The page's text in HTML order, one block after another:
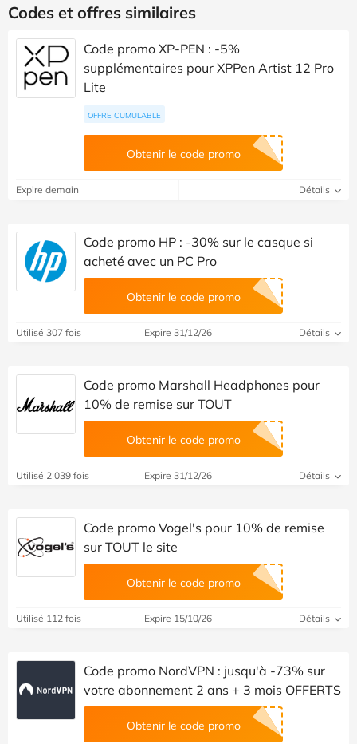
Codes et offres similaires
Code promo XP-PEN : -5%
supplémentaires pour XPPen Artist 12 Pro
Lite
OFFRE CUMULABLE
Obtenir le code promo
Expire demain Détails
Code promo HP : -30% sur le casque si
acheté avec un PC Pro
Obtenir le code promo
Utilisé 307 fois Expire 31/12/26 Détails
Code promo Marshall Headphones pour
10% de remise sur TOUT
Obtenir le code promo
Utilisé 2 039 fois Expire 31/12/26 Détails
Code promo Vogel's pour 10% de remise
sur TOUT le site
Obtenir le code promo
Utilisé 112 fois Expire 15/10/26 Détails
Code promo NordVPN : jusqu'à -73% sur
votre abonnement 2 ans + 3 mois OFFERTS
Obtenir le code promo